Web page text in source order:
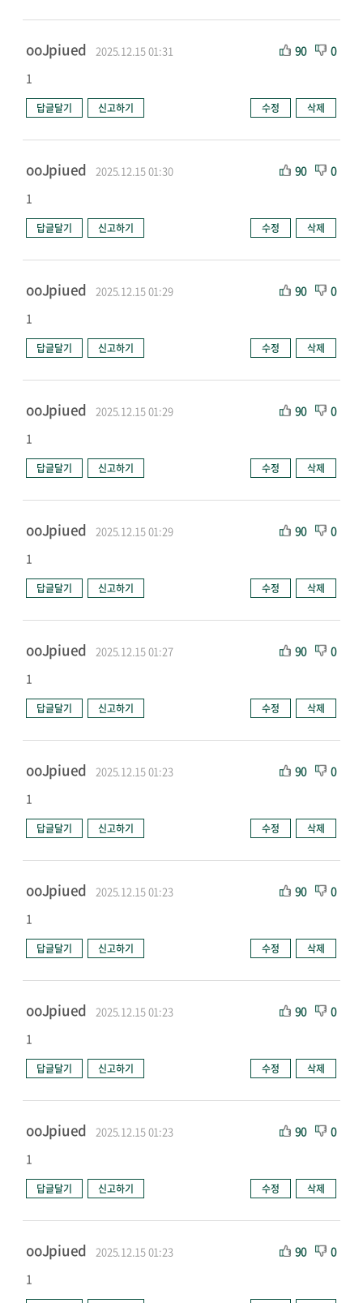
ooJpiued 2025.12.15 01:31 90
0
1
답글달기 신고하기 수정 삭제
ooJpiued 2025.12.15 01:30 90
0
1
답글달기 신고하기 수정 삭제
ooJpiued 2025.12.15 01:29 90
0
1
답글달기 신고하기 수정 삭제
ooJpiued 2025.12.15 01:29 90
0
1
답글달기 신고하기 수정 삭제
ooJpiued 2025.12.15 01:29 90
0
1
답글달기 신고하기 수정 삭제
ooJpiued 2025.12.15 01:27 90
0
1
답글달기 신고하기 수정 삭제
ooJpiued 2025.12.15 01:23 90
0
1
답글달기 신고하기 수정 삭제
ooJpiued 2025.12.15 01:23 90
0
1
답글달기 신고하기 수정 삭제
ooJpiued 2025.12.15 01:23 90
0
1
답글달기 신고하기 수정 삭제
ooJpiued 2025.12.15 01:23 90
0
1
답글달기 신고하기 수정 삭제
ooJpiued 2025.12.15 01:23 90
0
1